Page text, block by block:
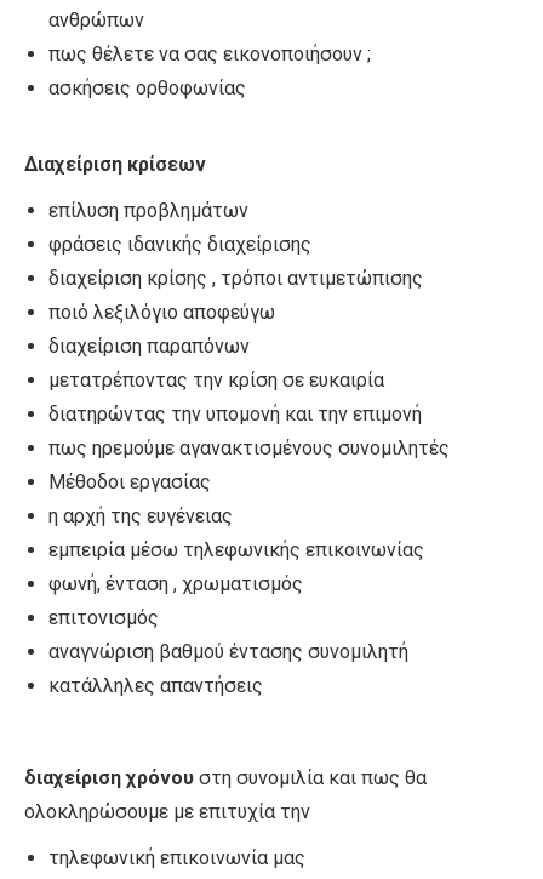
ανθρώπων
πως θέλετε να σας εικονοποιήσουν ;
ασκήσεις ορθοφωνίας
Διαχείριση κρίσεων
επίλυση προβλημάτων
φράσεις ιδανικής διαχείρισης
διαχείριση κρίσης , τρόποι αντιμετώπισης
ποιό λεξιλόγιο αποφεύγω
διαχείριση παραπόνων
μετατρέποντας την κρίση σε ευκαιρία
διατηρώντας την υπομονή και την επιμονή
πως ηρεμούμε αγανακτισμένους συνομιλητές
Μέθοδοι εργασίας
η αρχή της ευγένειας
εμπειρία μέσω τηλεφωνικής επικοινωνίας
φωνή, ένταση , χρωματισμός
επιτονισμός
αναγνώριση βαθμού έντασης συνομιλητή
κατάλληλες απαντήσεις
διαχείριση χρόνου στη συνομιλία και πως θα
ολοκληρώσουμε με επιτυχία την
τηλεφωνική επικοινωνία μας